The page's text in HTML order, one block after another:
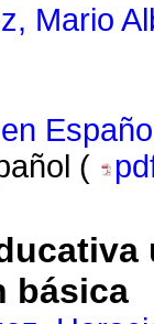
Mario
(
básica